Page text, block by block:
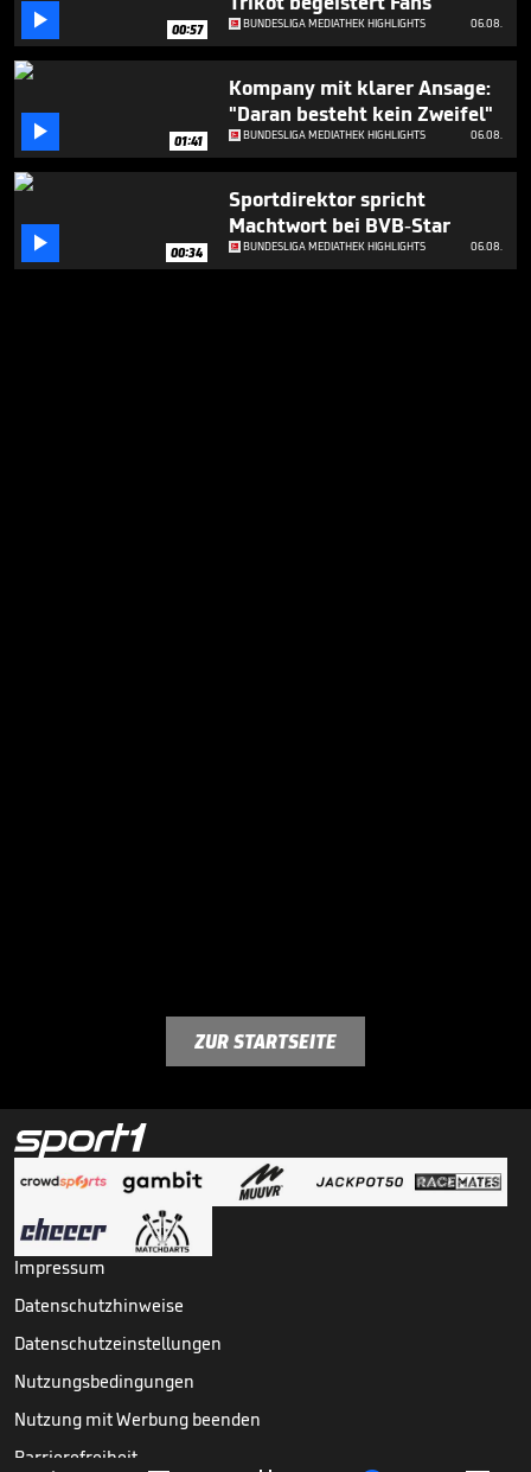
 00:57 BUNDESLIGA MEDIATHEK HIGHLIGHTS 06.08.
 01:41
Kompany mit klarer Ansage:
"Daran besteht kein Zweifel"
BUNDESLIGA MEDIATHEK HIGHLIGHTS 06.08.
 00:34
Sportdirektor spricht
Machtwort bei BVB-Star
BUNDESLIGA MEDIATHEK HIGHLIGHTS 06.08.
ZUR STARTSEITE
Impressum
Datenschutzhinweise
Datenschutzeinstellungen
Nutzungsbedingungen
Nutzung mit Werbung beenden
Barrierefreiheit